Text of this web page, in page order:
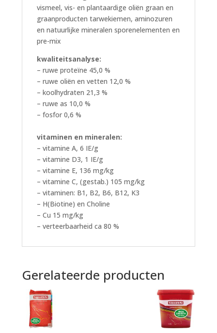
vismeel, vis- en plantaardige oliën graan en
graanproducten tarwekiemen, aminozuren
en natuurlijke mineralen sporenelementen en
pre-mix
kwaliteitsanalyse:
– ruwe proteïne 45,0 %
– ruwe oliën en vetten 12,0 %
– koolhydraten 21,3 %
– ruwe as 10,0 %
– fosfor 0,6 %
vitaminen en mineralen:
– vitamine A, 6 IE/g
– vitamine D3, 1 IE/g
– vitamine E, 136 mg/kg
– vitamine C, (gestab.) 105 mg/kg
– vitaminen: B1, B2, B6, B12, K3
– H(Biotine) en Choline
– Cu 15 mg/kg
– verteerbaarheid ca 80 %
Gerelateerde producten